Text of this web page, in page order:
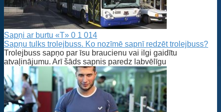
Sapņi ar burtu «T» 0 1 014
Sapņu tulks trolejbuss. Ko nozīmē sapnī redzēt trolejbuss?
Trolejbuss sapņo par īsu braucienu vai ilgi gaidītu
atvaļinājumu. Arī šāds sapnis paredz labvēlīgu